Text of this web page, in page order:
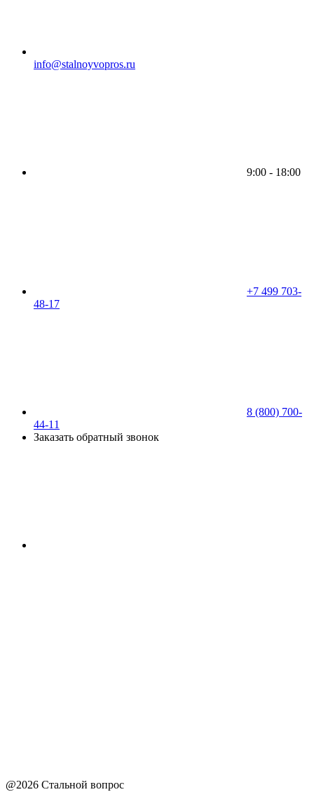
info@stalnoyvopros.ru
9:00 - 18:00
+7 499 703-
48-17
8 (800) 700-
44-11
Заказать обратный звонок
@2026 Стальной вопрос